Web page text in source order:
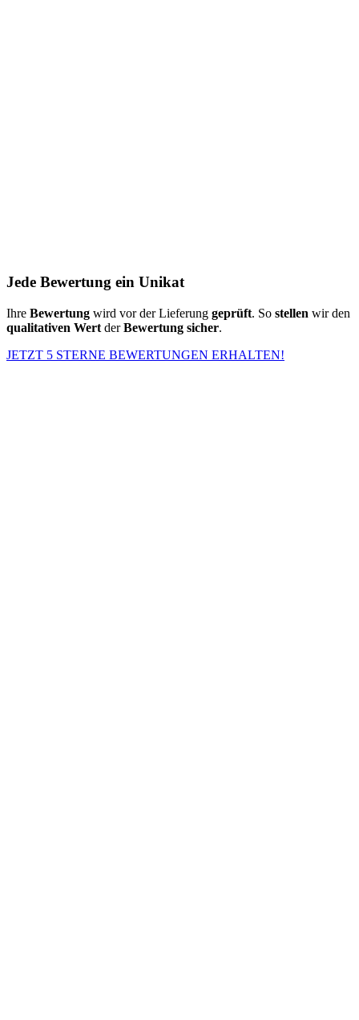
Jede Bewertung ein Unikat
Ihre Bewertung wird vor der Lieferung geprüft. So stellen wir den
qualitativen Wert derBewertung sicher.
JETZT 5 STERNE BEWERTUNGEN ERHALTEN!